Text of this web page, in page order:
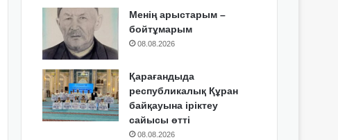
Менің арыстарым –
бойтұмарым
08.08.2026
Қарағандыда
республикалық Құран
байқауына іріктеу
сайысы өтті
08.08.2026